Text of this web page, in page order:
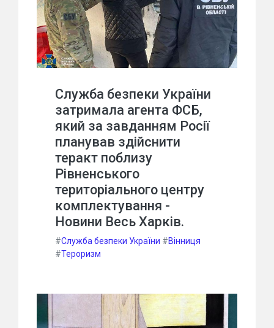
Служба безпеки України
затримала агента ФСБ,
який за завданням Росії
планував здійснити
теракт поблизу
Рівненського
територіального центру
комплектування -
Новини Весь Харків.
#Служба безпеки України #Вінниця
#Тероризм